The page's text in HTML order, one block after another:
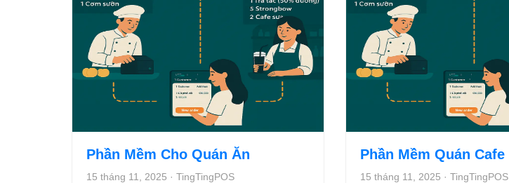
Phần Mềm Cho Quán Ăn
15 tháng 11, 2025 · TingTingPOS
Phần Mềm Quán Cafe
15 tháng 11, 2025 · TingTingPOS